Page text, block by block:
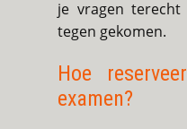
je vragen
tegen gekomen.
Hoe
examen?